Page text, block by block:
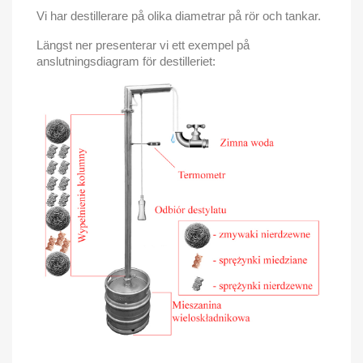
Vi har destillerare på olika diametrar på rör och tankar.
Längst ner presenterar vi ett exempel på
anslutningsdiagram för destilleriet: